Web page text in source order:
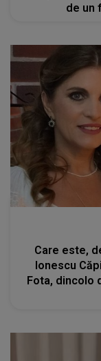
de un
Care este,
Ionescu
Fota, dincolo